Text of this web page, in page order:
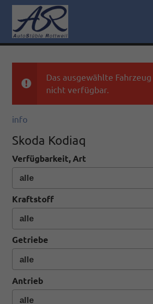
Das ausgewählte
nicht verfügbar.
info
Skoda Kodiaq
Verfügbarkeit, Art
Kraftstoff
Getriebe
Antrieb